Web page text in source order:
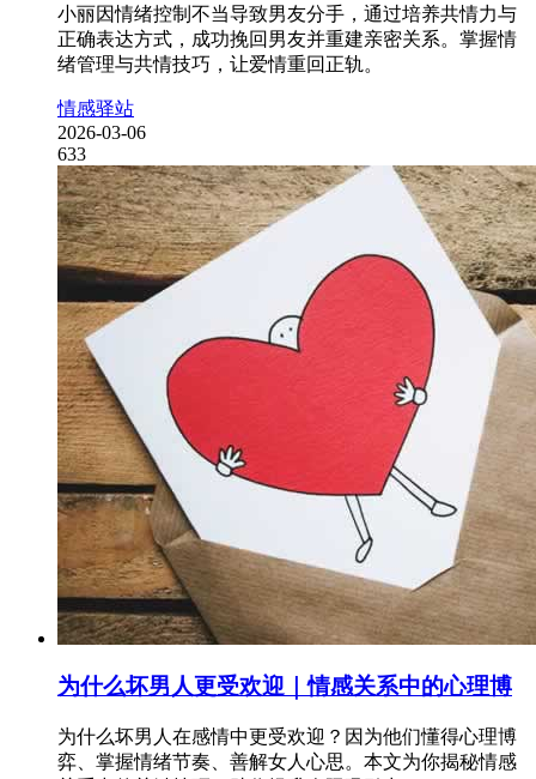
小丽因情绪控制不当导致男友分手，通过培养共情力与
正确表达方式，成功挽回男友并重建亲密关系。掌握情
绪管理与共情技巧，让爱情重回正轨。
情感驿站
2026-03-06
633
为什么坏男人更受欢迎｜情感关系中的心理博
为什么坏男人在感情中更受欢迎？因为他们懂得心理博
弈、掌握情绪节奏、善解女人心思。本文为你揭秘情感